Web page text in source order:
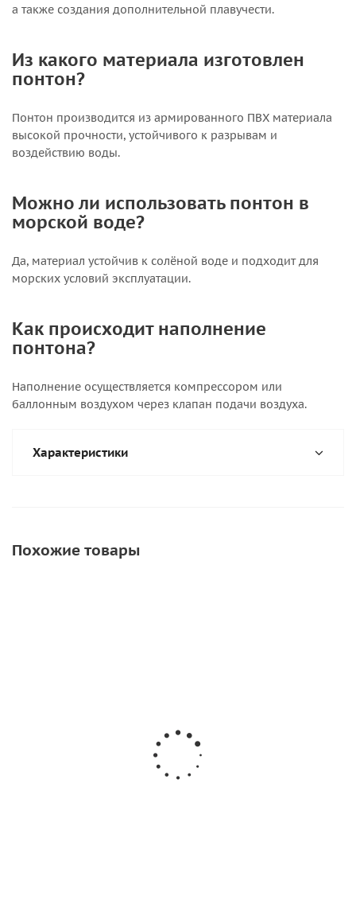
а также создания дополнительной плавучести.
Из какого материала изготовлен
понтон?
Понтон производится из армированного ПВХ материала
высокой прочности, устойчивого к разрывам и
воздействию воды.
Можно ли использовать понтон в
морской воде?
Да, материал устойчив к солёной воде и подходит для
морских условий эксплуатации.
Как происходит наполнение
понтона?
Наполнение осуществляется компрессором или
баллонным воздухом через клапан подачи воздуха.
Характеристики
Похожие товары
Надувной
цилиндрический
судоподъемный